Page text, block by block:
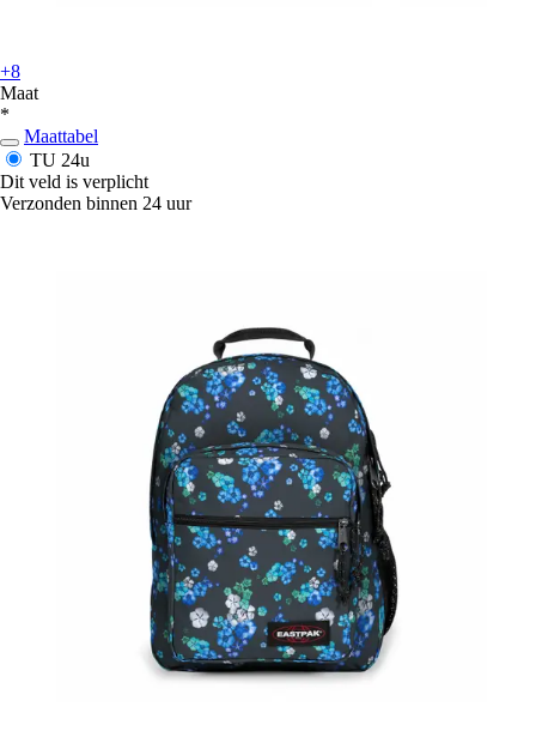
+8
Maat
*
Maattabel
TU 24u
Dit veld is verplicht
Verzonden binnen 24 uur